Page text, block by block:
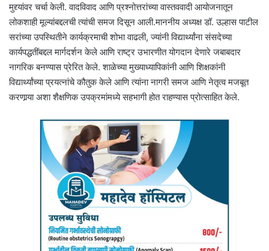
मुद्द्यांवर चर्चा केली. वादविवाद आणि प्रश्नोत्तरांच्या वास्तववादी आयोजनातून
लोकशाही मूल्यांबद्दलची त्यांची समज दिसून आली.माननीय अध्यक्ष डॉ. उल्हास पाटील
सरांच्या उपस्थितीने कार्यक्रमाची शोभा वाढली, ज्यांनी विद्यार्थ्यांना संसदेच्या
कार्यपद्धतींबद्दल मार्गदर्शन केले आणि राष्ट्र उभारणीत योगदान देणारे जबाबदार
नागरिक बनण्यास प्रेरित केले. शाळेच्या मुख्याध्यापिकांनी आणि शिक्षकांनी
विद्यार्थ्यांच्या प्रयत्नांचे कौतुक केले आणि त्यांना नागरी समज आणि नेतृत्व मजबूत
करणार्‍या अशा शैक्षणिक उपक्रमांमध्ये सहभागी होत राहण्यास प्रोत्साहित केले.